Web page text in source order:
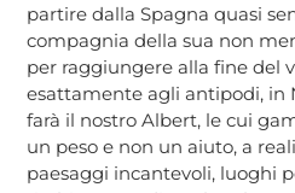
partire dalla Spagna quasi
compagnia della sua non
per raggiungere alla fine del
esattamente agli antipodi, in
farà il nostro Albert, le cui
un peso e non un aiuto, a
paesaggi incantevoli, luoghi